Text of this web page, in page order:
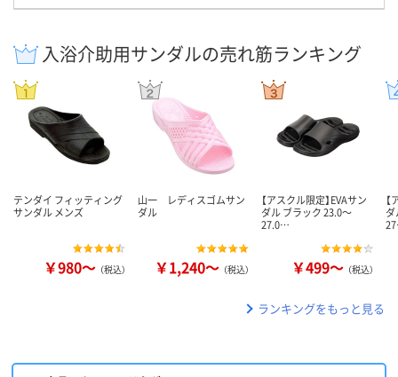
入浴介助用サンダルの売れ筋ランキング
テンダイ フィッティング
サンダル メンズ
￥980～ （税込）
山一 レディスゴムサン
ダル
￥1,240～ （税込）
【アスクル限定】EVAサン
ダル ブラック 23.0～
27.0…
￥499～ （税込）
ランキングをもっと見る